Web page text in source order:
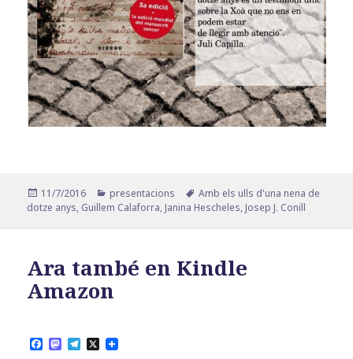
Publicat
el
11/7/2016 Categories
presentacions Etiquetes
Amb els ulls d'una nena de
dotze anys, Guillem Calaforra, Janina Hescheles, Josep J. Conill
Ara també en Kindle
Amazon
F M T X